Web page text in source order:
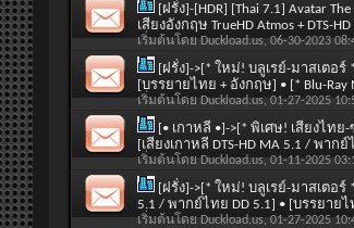
[ฝรั่ง]-[HDR] [Thai 7.1] Avatar
เสียงอังกฤษ TrueHD Atmos + DTS-
เริ่มต้นโดย Duckload.us, 06-30-2023
[ฝรั่ง]->[* ใหม่! บลูเรย์-มาสเตอร์
[บรรยายไทย + อังกฤษ] • [* Blu-Ray
เริ่มต้นโดย Duckload.us, 01-27-2025
[• เกาหลี •]->[* พิเศษ! เสียงไท
[เสียงเกาหลี DTS-HD MA 5.1 / พาก
เริ่มต้นโดย Duckload.us, 01-11-2025
[ฝรั่ง]->[* ใหม่! บลูเรย์-มาสเตอร์
5.1 / พากย์ไทย DD 5.1] • [บรรยายไ
เริ่มต้นโดย Duckload.us, 01-27-2025